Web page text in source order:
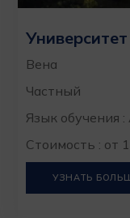
Вена
Частный
Язык обучения
Стоимость : от
УЗНАТЬ